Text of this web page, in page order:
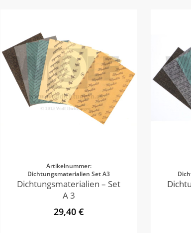
Artikelnummer:
Dichtungsmaterialien Set A3
Dichtungsmaterialien – Set
A 3
29,40 €